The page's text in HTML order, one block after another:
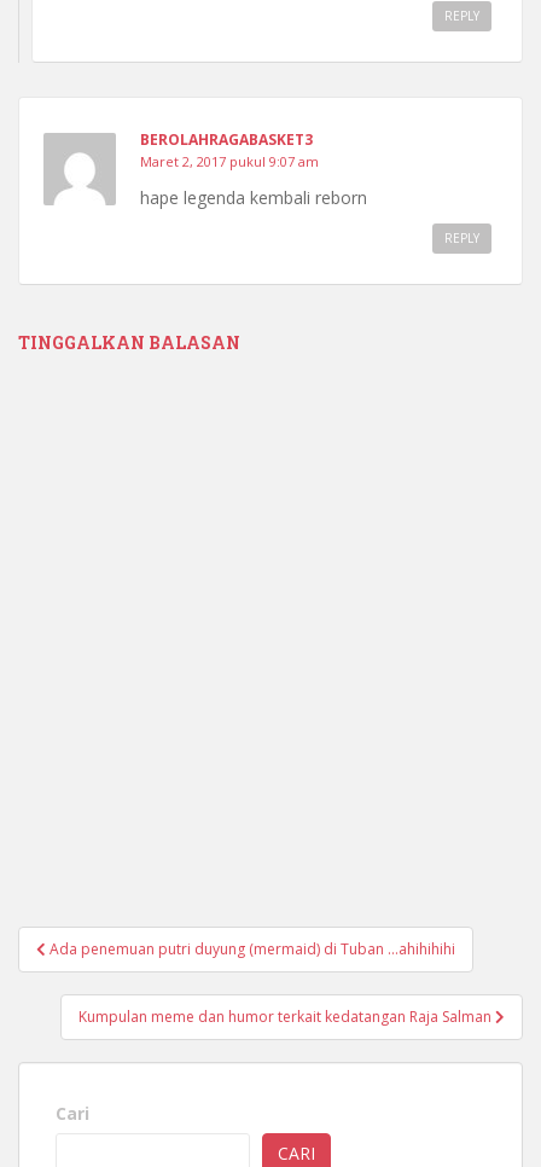
REPLY
BEROLAHRAGABASKET3
Maret 2, 2017 pukul 9:07 am
hape legenda kembali reborn
REPLY
TINGGALKAN BALASAN
Navigasi
pos
Ada penemuan putri duyung (mermaid) di Tuban …ahihihihi
Kumpulan meme dan humor terkait kedatangan Raja Salman
Cari
CARI